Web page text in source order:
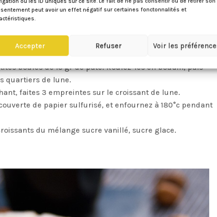
peut avoir un effet négatif sur certaines fonctonnalités et
Accepter Refuser Voir les
pendant minimum 1h.
boules de 15 gr de pâte. Roulez-les en boudin, puis
quartiers de lune.
faites 3 empreintes sur le croissant de lune.
de papier sulfurisé, et enfournez à 180°c pendant
du mélange sucre vanillé, sucre glace.